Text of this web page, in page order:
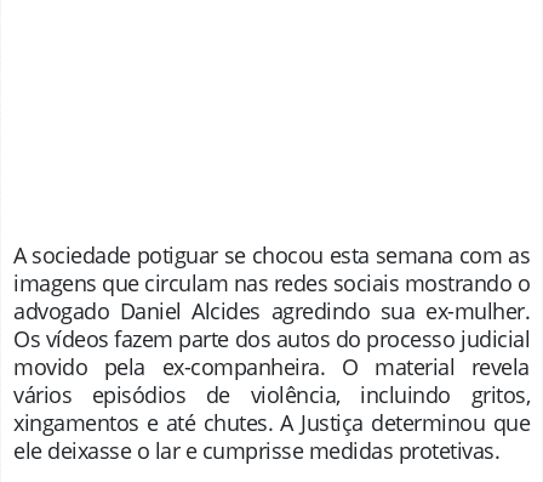
A sociedade potiguar se chocou esta semana com as
imagens que circulam nas redes sociais mostrando o
advogado Daniel Alcides agredindo sua ex-mulher.
Os vídeos fazem parte dos autos do processo judicial
movido pela ex-companheira. O material revela
vários episódios de violência, incluindo gritos,
xingamentos e até chutes. A Justiça determinou que
ele deixasse o lar e cumprisse medidas protetivas.